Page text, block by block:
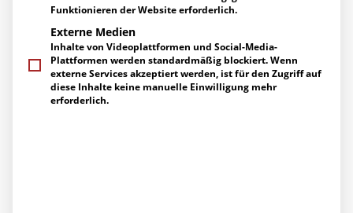
KARRIERE
Stellenangebote
Ausbildung
AKTUELLES
News
Events
Pressemitteilungen
21. DEZEMBER 2023 | UNTERAKTUELLES / NEUIGKEITEN
Auch dieses Jahr wieder hat sich K&K Networks mit einer
adventlichen Feier für die gute Zusammenarbeit bei
seinen Kunden bedankt. Zahlreiche Kunden sind mit
ihren Familien der Einladung des IT-Dienstleisters zu
Funktionieren der Website erforderlich.
Externe Medien
Inhalte von Videoplattformen und Social-Media-
Plattformen werden standardmäßig blockiert. Wenn
externe Services akzeptiert werden, ist für den Zugriff auf
diese Inhalte keine manuelle Einwilligung mehr
erforderlich.